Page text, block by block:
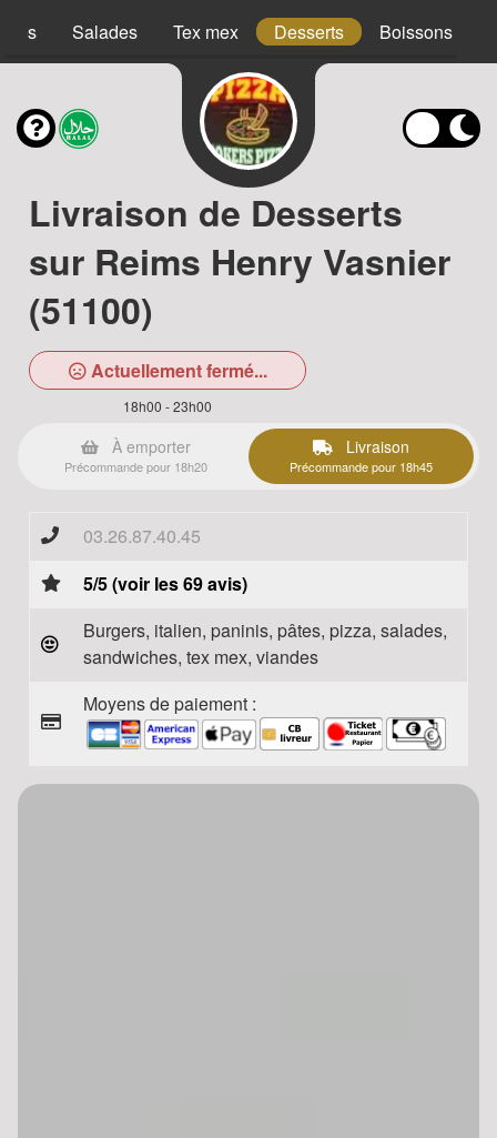
Salades Tex mex Desserts Boissons
Livraison de Desserts
sur Reims Henry Vasnier
(51100)
Actuellement fermé...
18h00 - 23h00
À emporter
Précommande pour 18h20
Livraison
Précommande pour 18h45
03.26.87.40.45
5/5 (voir les 69 avis)
Burgers, italien, paninis, pâtes, pizza, salades,
sandwiches, tex mex, viandes
Moyens de paiement :